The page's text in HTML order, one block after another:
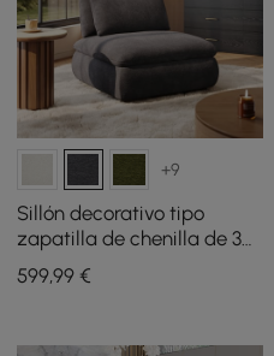
+9
Sillón decorativo tipo
zapatilla de chenilla de 36
pulgadas con
almacenamiento oculto y
599,99 €